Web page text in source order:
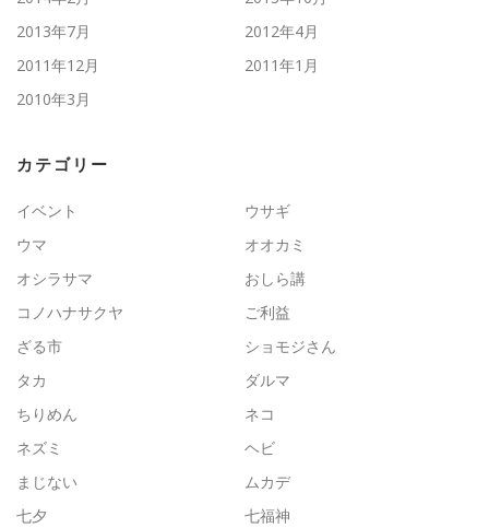
2013年7月
2012年4月
2011年12月
2011年1月
2010年3月
カテゴリー
イベント
ウサギ
ウマ
オオカミ
オシラサマ
おしら講
コノハナサクヤ
ご利益
ざる市
ショモジさん
タカ
ダルマ
ちりめん
ネコ
ネズミ
ヘビ
まじない
ムカデ
七夕
七福神